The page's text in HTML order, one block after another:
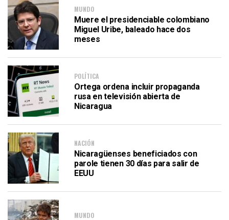
MUNDO
Muere el presidenciable colombiano
Miguel Uribe, baleado hace dos
meses
POLÍTICA
Ortega ordena incluir propaganda
rusa en televisión abierta de
Nicaragua
NACIÓN
Nicaragüenses beneficiados con
parole tienen 30 días para salir de
EEUU
MUNDO